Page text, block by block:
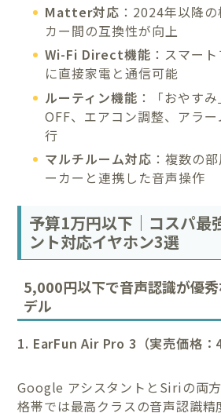
Matter対応 ：2024年以降
カー間の互換性が向上
Wi-Fi Direct機能 ：スマー
に直接家電と通信可能
ルーティン機能 ：「おやす
OFF、エアコン調整、アラ
行
マルチルーム対応 ：複数の
ーカーと連携した音声操作
予算1万円以下｜コスパ最
ント対応イヤホン3選
5,000円以下で音声認識が優
デル
1. EarFun Air Pro 3（実売価格：
Google アシスタントとSiriの両
格帯では最高クラスの音声認識精